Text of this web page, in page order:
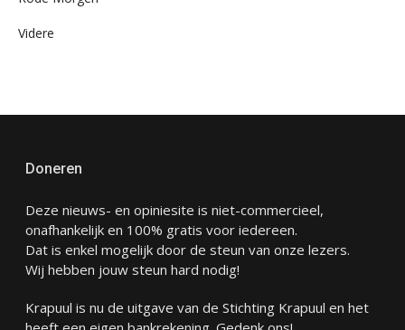
Videre
Doneren
Deze nieuws- en opiniesite is niet-commercieel,
onafhankelijk en 100% gratis voor iedereen.
Dat is enkel mogelijk door de steun van onze lezers.
Wij hebben jouw steun hard nodig!
Krapuul is nu de uitgave van de Stichting Krapuul en het